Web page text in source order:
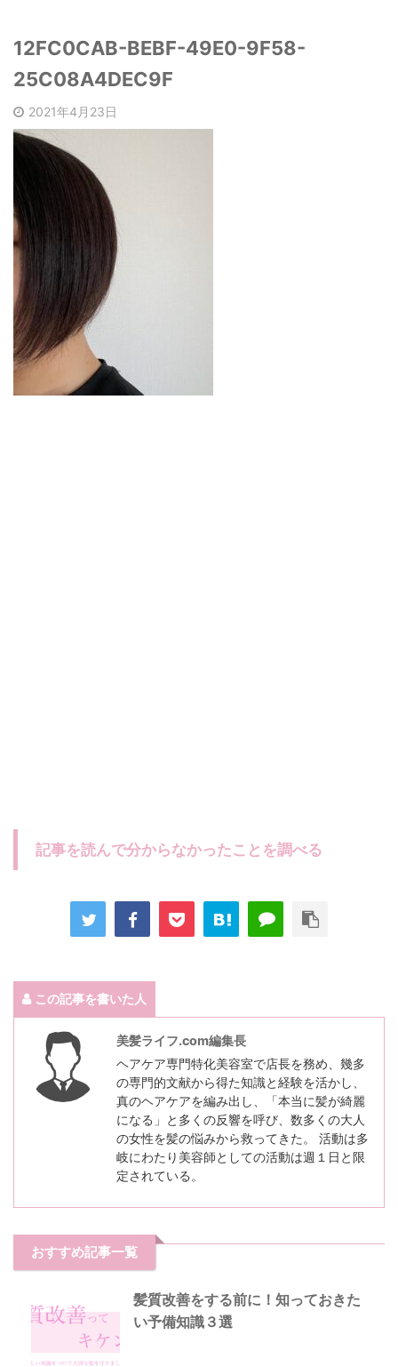
12FC0CAB-BEBF-49E0-9F58-
25C08A4DEC9F
2021年4月23日
記事を読んで分からなかったことを調べる
この記事を書いた人
美髪ライフ.com編集長
ヘアケア専門特化美容室で店長を務め、幾多
の専門的文献から得た知識と経験を活かし、
真のヘアケアを編み出し、「本当に髪が綺麗
になる」と多くの反響を呼び、数多くの大人
の女性を髪の悩みから救ってきた。 活動は多
岐にわたり美容師としての活動は週１日と限
定されている。
おすすめ記事一覧
髪質改善をする前に！知っておきた
い予備知識３選